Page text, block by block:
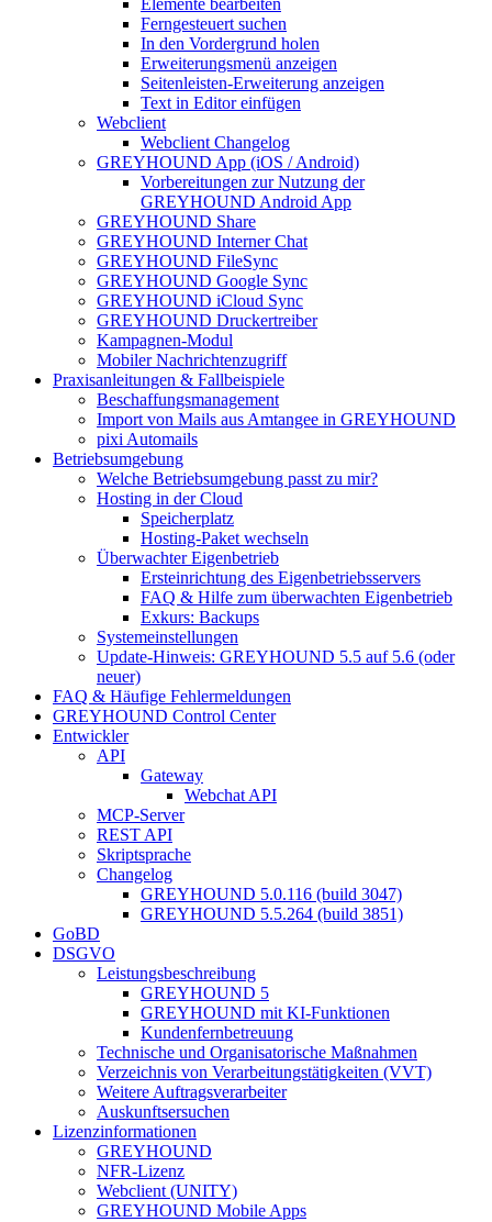
Elemente bearbeiten
Ferngesteuert suchen
In den Vordergrund holen
Erweiterungsmenü anzeigen
Seitenleisten-Erweiterung anzeigen
Text in Editor einfügen
Webclient
Webclient Changelog
GREYHOUND App (iOS / Android)
Vorbereitungen zur Nutzung der
GREYHOUND Android App
GREYHOUND Share
GREYHOUND Interner Chat
GREYHOUND FileSync
GREYHOUND Google Sync
GREYHOUND iCloud Sync
GREYHOUND Druckertreiber
Kampagnen-Modul
Mobiler Nachrichtenzugriff
Praxisanleitungen & Fallbeispiele
Beschaffungsmanagement
Import von Mails aus Amtangee in GREYHOUND
pixi Automails
Betriebsumgebung
Welche Betriebsumgebung passt zu mir?
Hosting in der Cloud
Speicherplatz
Hosting-Paket wechseln
Überwachter Eigenbetrieb
Ersteinrichtung des Eigenbetriebsservers
FAQ & Hilfe zum überwachten Eigenbetrieb
Exkurs: Backups
Systemeinstellungen
Update-Hinweis: GREYHOUND 5.5 auf 5.6 (oder
neuer)
FAQ & Häufige Fehlermeldungen
GREYHOUND Control Center
Entwickler
API
Gateway
Webchat API
MCP-Server
REST API
Skriptsprache
Changelog
GREYHOUND 5.0.116 (build 3047)
GREYHOUND 5.5.264 (build 3851)
GoBD
DSGVO
Leistungsbeschreibung
GREYHOUND 5
GREYHOUND mit KI-Funktionen
Kundenfernbetreuung
Technische und Organisatorische Maßnahmen
Verzeichnis von Verarbeitungstätigkeiten (VVT)
Weitere Auftragsverarbeiter
Auskunftsersuchen
Lizenzinformationen
GREYHOUND
NFR-Lizenz
Webclient (UNITY)
GREYHOUND Mobile Apps